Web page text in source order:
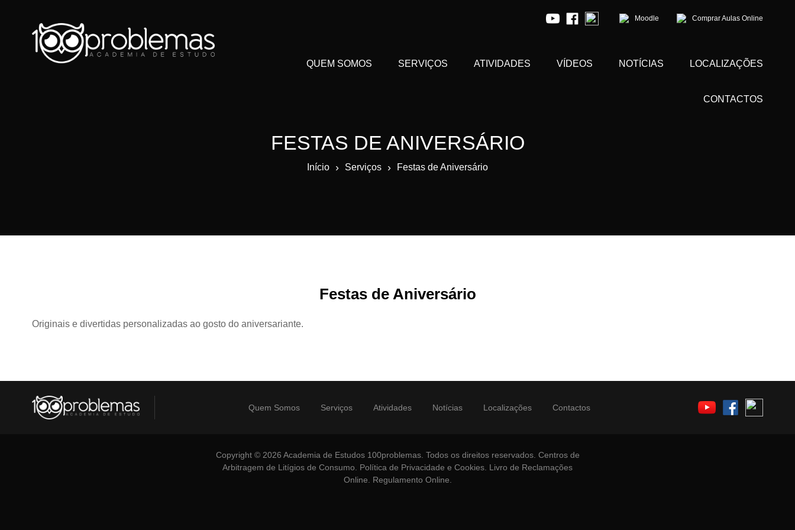
Moodle Comprar Aulas Online
QUEM SOMOS SERVIÇOS ATIVIDADES VÍDEOS NOTÍCIAS LOCALIZAÇÕES
CONTACTOS
FESTAS DE ANIVERSÁRIO
Início › Serviços › Festas de Aniversário
Festas de Aniversário
Originais e divertidas personalizadas ao gosto do aniversariante.
Quem Somos Serviços Atividades Notícias Localizações Contactos
Copyright © 2026 Academia de Estudos 100problemas. Todos os direitos reservados. Centros de
Arbitragem de Litígios de Consumo
Política de Privacidade e Cookies Livro de Reclamações
Online
Regulamento Online